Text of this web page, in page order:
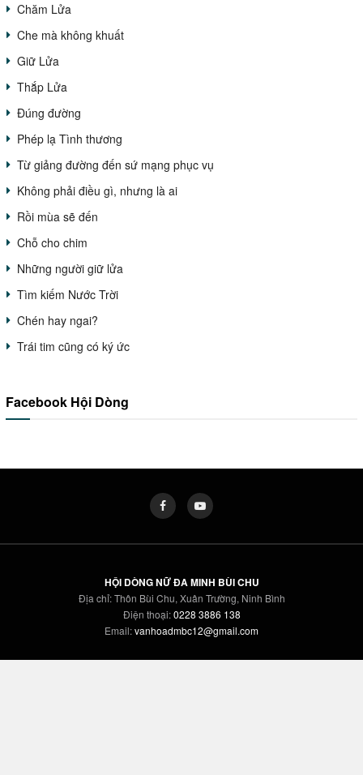
Chăm Lửa
Che mà không khuất
Giữ Lửa
Thắp Lửa
Đúng đường
Phép lạ Tình thương
Từ giảng đường đến sứ mạng phục vụ
Không phải điều gì, nhưng là ai
Rồi mùa sẽ đến
Chỗ cho chim
Những người giữ lửa
Tìm kiếm Nước Trời
Chén hay ngai?
Trái tim cũng có ký ức
Facebook Hội Dòng
HỘI DÒNG NỮ ĐA MINH BÙI CHU
Địa chỉ: Thôn Bùi Chu, Xuân Trường, Ninh Bình
Điện thoại:0228 3886 138
Email:vanhoadmbc12@gmail.com